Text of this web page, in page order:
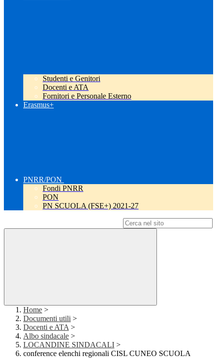
Studenti e Genitori
Docenti e ATA
Fornitori e Personale Esterno
Erasmus+
PNRR/PON
Fondi PNRR
PON
PN SCUOLA (FSE+) 2021-27
Home >
Documenti utili >
Docenti e ATA >
Albo sindacale >
LOCANDINE SINDACALI >
conference elenchi regionali CISL CUNEO SCUOLA